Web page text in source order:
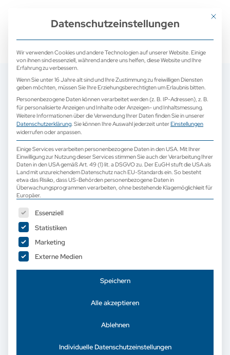
Mit
Datenschutzeinstellungen
Wir verwenden Cookies und andere Technologien auf unserer Website. Einige
von ihnen sind essenziell, während andere uns helfen, diese Website und Ihre
Erfahrung zu verbessern.
Wenn Sie unter 16 Jahre alt sind und Ihre Zustimmung zu freiwilligen Diensten
geben möchten, müssen Sie Ihre Erziehungsberechtigten um Erlaubnis bitten.
Personenbezogene Daten können verarbeitet werden (z. B. IP-Adressen), z. B.
für personalisierte Anzeigen und Inhalte oder Anzeigen- und Inhaltsmessung.
Weitere Informationen über die Verwendung Ihrer Daten finden Sie in unserer
Datenschutzerklärung. Sie können Ihre Auswahl jederzeit unterEinstellungen
widerrufen oder anpassen.
Einige Services verarbeiten personenbezogene Daten in den USA. Mit Ihrer
Einwilligung zur Nutzung dieser Services stimmen Sie auch der Verarbeitung Ihrer
Daten in den USA gemäß Art. 49 (1) lit. a DSGVO zu. Der EuGH stuft die USA als
Land mit unzureichendem Datenschutz nach EU-Standards ein. So besteht
etwa das Risiko, dass US-Behörden personenbezogene Daten in
Überwachungsprogrammen verarbeiten, ohne bestehende Klagemöglichkeit für
Europäer.
Es folgt eine Liste der Service-Gruppen, für die eine
Essenziell
Statistiken
Marketing
Externe Medien
Speichern
Alle akzeptieren
Ablehnen
Individuelle Datenschutzeinstellungen